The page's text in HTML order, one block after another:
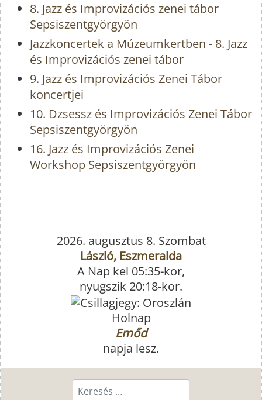
8. Jazz és Improvizációs zenei tábor
Sepsiszentgyörgyön
Jazzkoncertek a Múzeumkertben - 8. Jazz
és Improvizációs zenei tábor
9. Jazz és Improvizációs Zenei Tábor
koncertjei
10. Dzsessz és Improvizációs Zenei Tábor
Sepsiszentgyörgyön
16. Jazz és Improvizációs Zenei
Workshop Sepsiszentgyörgyön
2026. augusztus 8. Szombat
László, Eszmeralda
A Nap kel 05:35-kor,
nyugszik 20:18-kor.
Holnap
Emőd
napja lesz.
Keresés...